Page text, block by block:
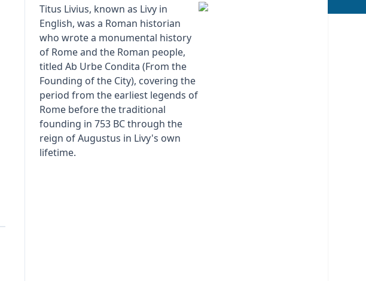
Titus Livius, known as Livy in
English, was a Roman historian
who wrote a monumental history
of Rome and the Roman people,
titled Ab Urbe Condita (From the
Founding of the City), covering the
period from the earliest legends of
Rome before the traditional
founding in 753 BC through the
reign of Augustus in Livy's own
lifetime.